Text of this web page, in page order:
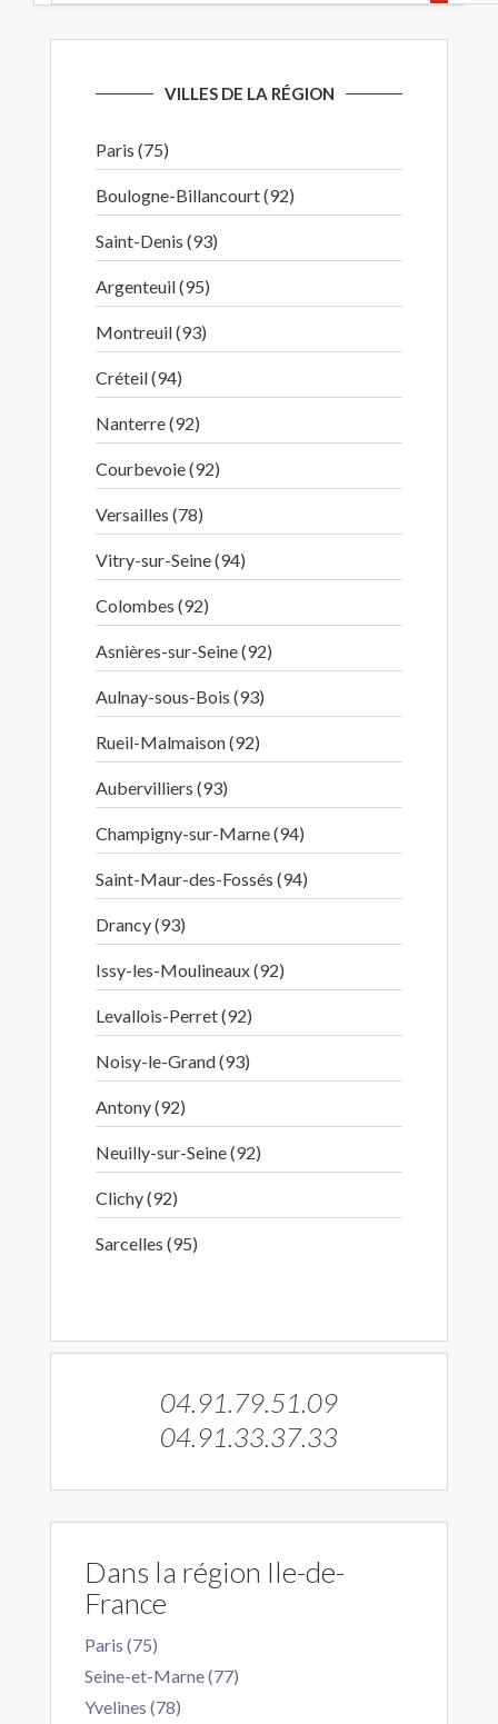
VILLES DE LA RÉGION
Paris (75)
Boulogne-Billancourt (92)
Saint-Denis (93)
Argenteuil (95)
Montreuil (93)
Créteil (94)
Nanterre (92)
Courbevoie (92)
Versailles (78)
Vitry-sur-Seine (94)
Colombes (92)
Asnières-sur-Seine (92)
Aulnay-sous-Bois (93)
Rueil-Malmaison (92)
Aubervilliers (93)
Champigny-sur-Marne (94)
Saint-Maur-des-Fossés (94)
Drancy (93)
Issy-les-Moulineaux (92)
Levallois-Perret (92)
Noisy-le-Grand (93)
Antony (92)
Neuilly-sur-Seine (92)
Clichy (92)
Sarcelles (95)
04.91.79.51.09
04.91.33.37.33
Dans la région Ile-de-
France
Paris (75)
Seine-et-Marne (77)
Yvelines (78)